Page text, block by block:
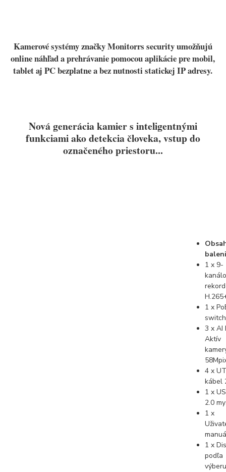
Kamerové systémy značky Monitorrs security umožňujú
online náhľad a prehrávanie pomocou aplikácie pre mobil,
tablet aj PC bezplatne a bez nutnosti statickej IP adresy.
Nová generácia kamier s inteligentnými
funkciami ako detekcia človeka, vstup do
označeného priestoru...
1 x 9-
1 x
switch
3 x AI
Aktív
4 x
kábel
1 x
2.0
1 x
1 x
podľa